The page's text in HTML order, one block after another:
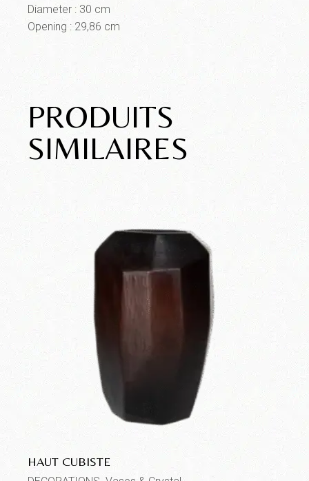
Diameter : 30 cm
Opening : 29,86 cm
PRODUITS
SIMILAIRES
HAUT CUBISTE